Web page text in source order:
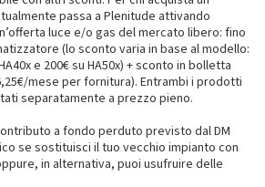
passa a Plenitude attivando
luce e/o gas del mercato libero: fino
(lo sconto varia in base al modello:
e 200€ su HA50x) + sconto in bolletta
mese per fornitura). Entrambi i prodotti
separatamente a prezzo pieno.
a fondo perduto previsto dal DM
se sostituisci il tuo vecchio impianto con
in alternativa, puoi usufruire delle